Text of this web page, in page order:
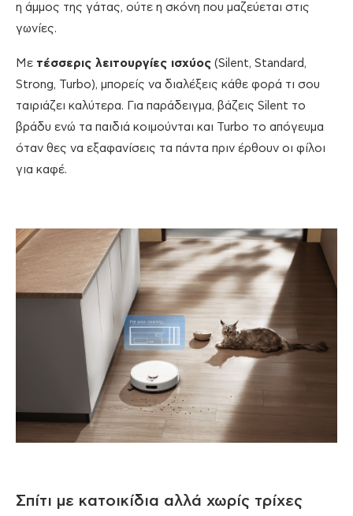
η άμμος της γάτας, ούτε η σκόνη που μαζεύεται στις
γωνίες.
Με τέσσερις λειτουργίες ισχύος (Silent, Standard,
Strong, Turbo), μπορείς να διαλέξεις κάθε φορά τι σου
ταιριάζει καλύτερα. Για παράδειγμα, βάζεις Silent το
βράδυ ενώ τα παιδιά κοιμούνται και Turbo το απόγευμα
όταν θες να εξαφανίσεις τα πάντα πριν έρθουν οι φίλοι
για καφέ.
Σπίτι με κατοικίδια αλλά χωρίς τρίχες